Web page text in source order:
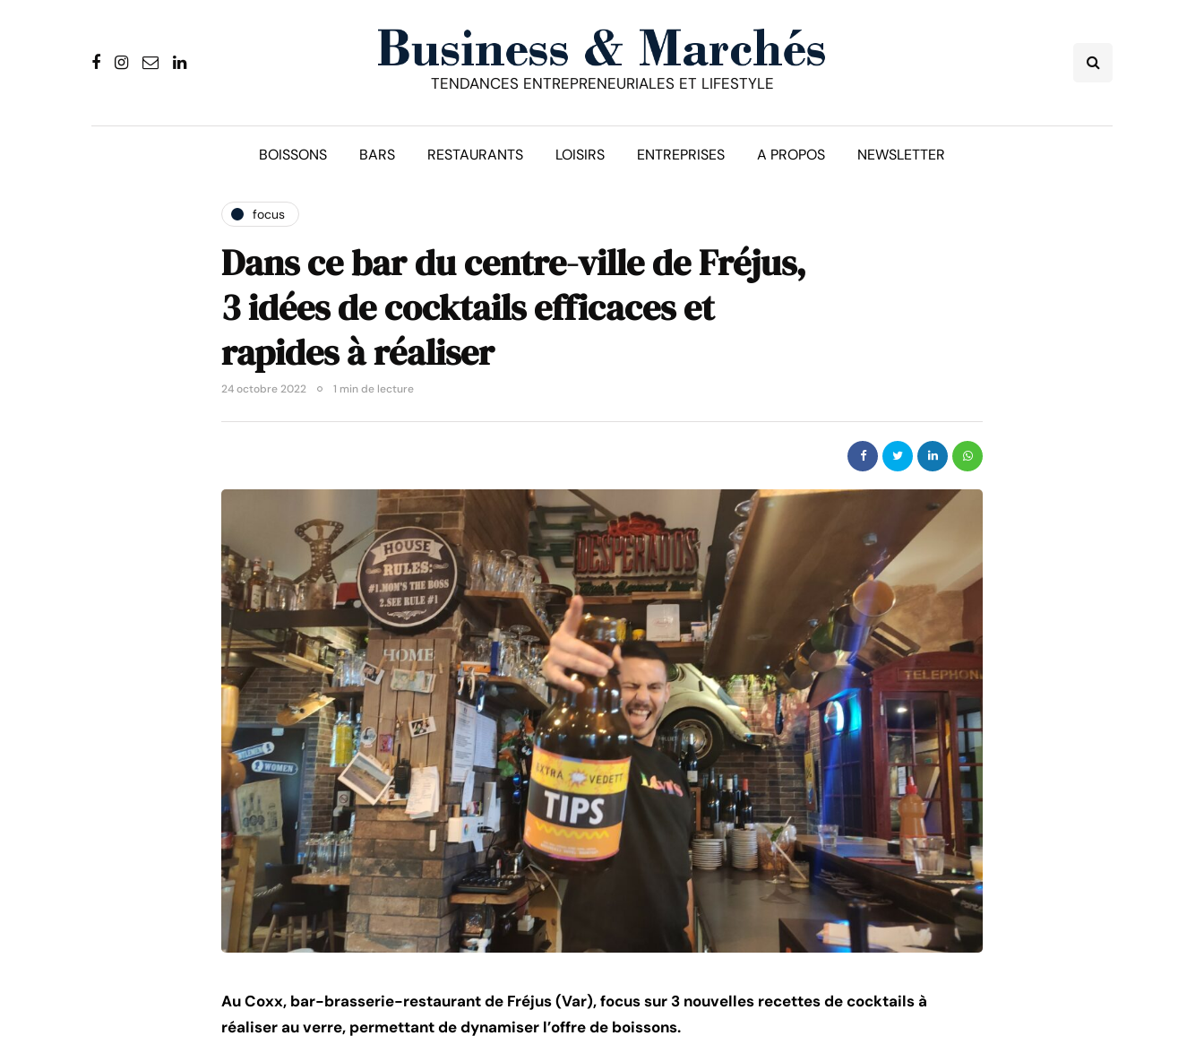
TENDANCES ENTREPRENEURIALES ET LIFESTYLE
BOISSONS BARS RESTAURANTS LOISIRS ENTREPRISES A PROPOS NEWSLETTER
focus
Dans ce bar du centre-ville de Fréjus,
3 idées de cocktails efficaces et
rapides à réaliser
24 octobre 2022 1 min de lecture
Au Coxx, bar-brasserie-restaurant de Fréjus (Var), focus sur 3 nouvelles recettes de cocktails à
réaliser au verre, permettant de dynamiser l’offre de boissons.